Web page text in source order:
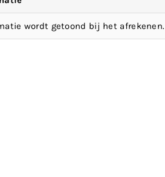
wordt getoond bij het afrekenen.